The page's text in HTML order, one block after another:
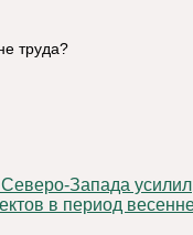
труда?
в период